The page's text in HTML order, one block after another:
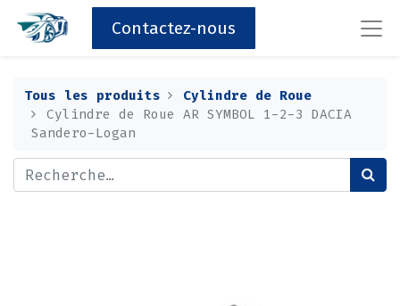
Contactez-nous
Tous les produits
Cylindre de Roue
Cylindre de Roue AR SYMBOL 1-2-3 DACIA
Sandero-Logan